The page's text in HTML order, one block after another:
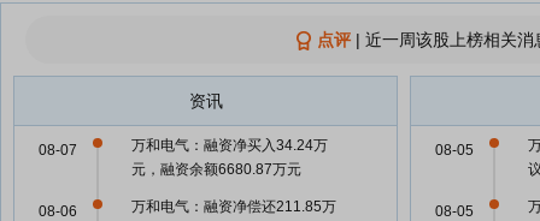
点评| 近一周该股上榜相关
资讯
万和电气：融资净买入34.24万
元，融资余额6680.87万元
08-07
万和电气：融资净偿还211.85万
08-06
08-05
08-05